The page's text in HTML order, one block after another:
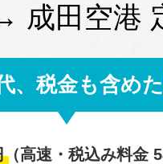
成田空港
、税金も含めた
（高速・税込み料金